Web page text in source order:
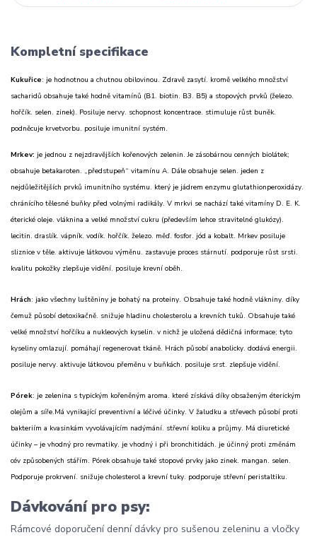
Kompletní specifikace
Kukuřice: je hodnotnou a chutnou obilovinou. Zdravě zasytí. kromě velkého množství
sacharidů obsahuje také hodně vitamínů (B1. biotin. B3. B5) a stopových prvků (železo.
hořčík. selen. zinek). Posiluje nervy. schopnost koncentrace. stimuluje růst buněk.
podněcuje krvetvorbu. posiluje imunitní systém.
Mrkev: je jednou z nejzdravějších kořenových zelenin. Je zásobárnou cenných biolátek;
obsahuje betakaroten. „předstupeň“ vitamínu A. Dále obsahuje selen. jeden z
nejdůležitějších prvků imunitního systému. který je jádrem enzymu glutathionperoxidázy.
chránícího tělesné buňky před volnými radikály. V mrkvi se nachází také vitamíny D. E. K.
éterické oleje. vláknina a velké množství cukru (především lehce stravitelné glukózy).
lecitin. draslík. vápník. vodík. hořčík. železo. měď. fosfor. jód a kobalt. Mrkev posiluje
sliznice v těle. aktivuje látkovou výměnu. zastavuje proces stárnutí. podporuje růst srsti.
kvalitu pokožky zlepšuje vidění. posiluje krevní oběh.
Hrách: jako všechny luštěniny je bohatý na proteiny. Obsahuje také hodně vlákniny. díky
čemuž působí detoxikačně. snižuje hladinu cholesterolu a krevních tuků. Obsahuje také
velké množství hořčíku a nukleových kyselin. v nichž je uložená dědičná informace; tyto
kyseliny omlazují. pomáhají regenerovat tkáně. Hrách působí anabolicky. dodává energii.
posiluje nervy. aktivuje látkovou přeměnu v buňkách. posiluje srst. zlepšuje vidění.
Pórek: je zelenina s typickým kořeněným aroma. které získává díky obsaženým éterickým
olejům a síře.Má vynikající preventivní a léčivé účinky. V žaludku a střevech působí proti
bakteriím a kvasinkám vyvolávajícím nadýmání. střevní koliku a průjmy. Má diuretické
účinky – je vhodný pro revmatiky. je vhodný i při bronchitidách. je účinný proti změnám
cév způsobených stářím. Pórek obsahuje také stopové prvky jako zinek. mangan. selen.
Podporuje prokrvení. snižuje cholesterol a krevní tuky. podporuje střevní peristaltiku.
Dávkování pro psy:
Rámcové doporučení denní dávky pro sušenou zeleninu a vločky